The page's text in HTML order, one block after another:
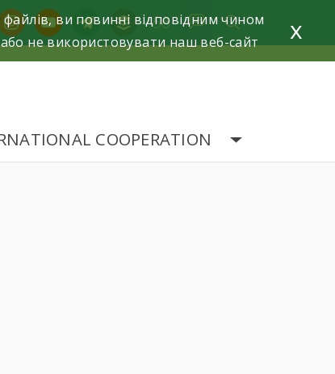
youtubetelegrambuffer
COOPERATION
ви повинні відповідним чином
не використовувати наш веб-сайт
x